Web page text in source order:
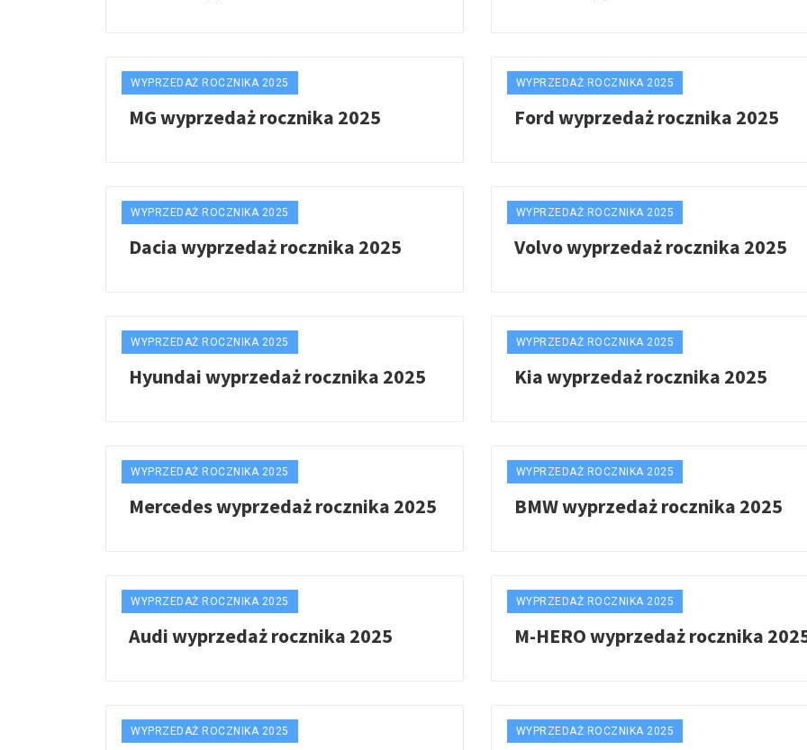
WYPRZEDAŻ ROCZNIKA 2025
MG wyprzedaż rocznika 2025
WYPRZEDAŻ ROCZNIKA 2025
Ford wyprzedaż rocznika 2025
WYPRZEDAŻ ROCZNIKA 2025
Dacia wyprzedaż rocznika 2025
WYPRZEDAŻ ROCZNIKA 2025
Volvo wyprzedaż rocznika 2025
WYPRZEDAŻ ROCZNIKA 2025
Hyundai wyprzedaż rocznika 2025
WYPRZEDAŻ ROCZNIKA 2025
Kia wyprzedaż rocznika 2025
WYPRZEDAŻ ROCZNIKA 2025
Mercedes wyprzedaż rocznika 2025
WYPRZEDAŻ ROCZNIKA 2025
BMW wyprzedaż rocznika 2025
WYPRZEDAŻ ROCZNIKA 2025
Audi wyprzedaż rocznika 2025
WYPRZEDAŻ ROCZNIKA 2025
M-HERO wyprzedaż rocznika
WYPRZEDAŻ ROCZNIKA 2025 WYPRZEDAŻ ROCZNIKA 2025